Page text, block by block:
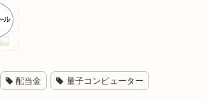
配当金 量子コンピューター